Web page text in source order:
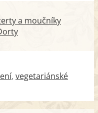
a moučníky
vegetariánské